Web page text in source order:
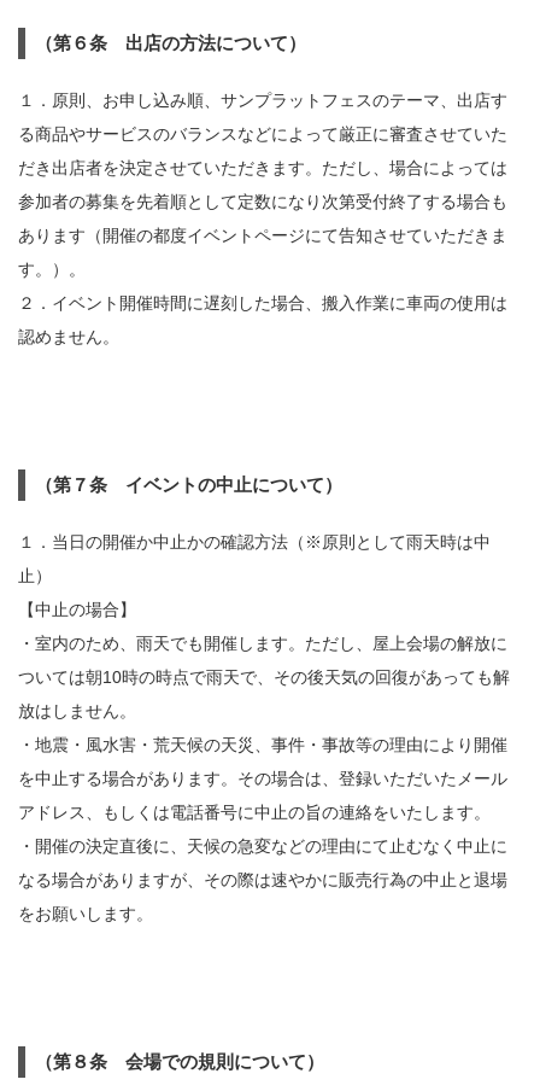
（第６条 出店の方法について）
１．原則、お申し込み順、サンプラットフェスのテーマ、出店す
る商品やサービスのバランスなどによって厳正に審査させていた
だき出店者を決定させていただきます。ただし、場合によっては
参加者の募集を先着順として定数になり次第受付終了する場合も
あります（開催の都度イベントページにて告知させていただきま
す。）。
２．イベント開催時間に遅刻した場合、搬入作業に車両の使用は
認めません。
（第７条 イベントの中止について）
１．当日の開催か中止かの確認方法（※原則として雨天時は中
止）
【中止の場合】
・室内のため、雨天でも開催します。ただし、屋上会場の解放に
ついては朝10時の時点で雨天で、その後天気の回復があっても解
放はしません。
・地震・風水害・荒天候の天災、事件・事故等の理由により開催
を中止する場合があります。その場合は、登録いただいたメール
アドレス、もしくは電話番号に中止の旨の連絡をいたします。
・開催の決定直後に、天候の急変などの理由にて止むなく中止に
なる場合がありますが、その際は速やかに販売行為の中止と退場
をお願いします。
（第８条 会場での規則について）